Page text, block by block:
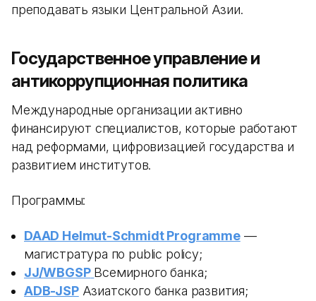
преподавать языки Центральной Азии.
Государственное управление и
антикоррупционная политика
Международные организации активно
финансируют специалистов, которые работают
над реформами, цифровизацией государства и
развитием институтов.
Программы:
DAAD Helmut-Schmidt Programme—
магистратура по public policy;
JJ/WBGSP Всемирного банка;
ADB-JSPАзиатского банка развития;